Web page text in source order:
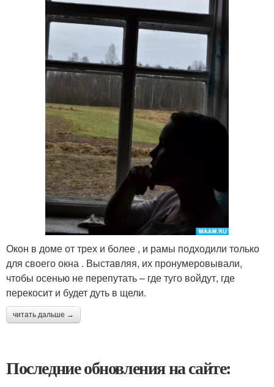
Окон в доме от трех и более , и рамы подходили только
для своего окна . Выставляя, их пронумеровывали,
чтобы осенью не перепутать – где туго войдут, где
перекосит и будет дуть в щели.
читать дальше →
Последние обновления на сайте: